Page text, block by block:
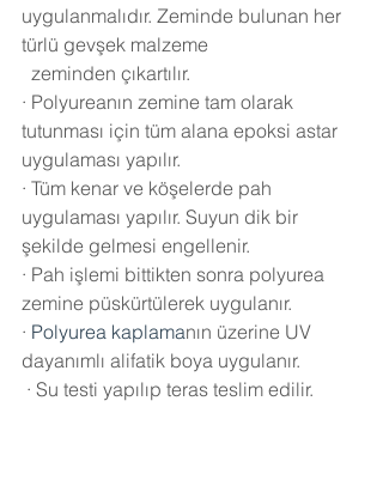
uygulanmalıdır. Zeminde bulunan her
türlü gevşek malzeme
  zeminden çıkartılır.
· Polyureanın zemine tam olarak
tutunması için tüm alana epoksi astar
uygulaması yapılır.
· Tüm kenar ve köşelerde pah
uygulaması yapılır. Suyun dik bir
şekilde gelmesi engellenir.
· Pah işlemi bittikten sonra polyurea
zemine püskürtülerek uygulanır.
· Polyurea kaplamanın üzerine UV
dayanımlı alifatik boya uygulanır.
· Su testi yapılıp teras teslim edilir.